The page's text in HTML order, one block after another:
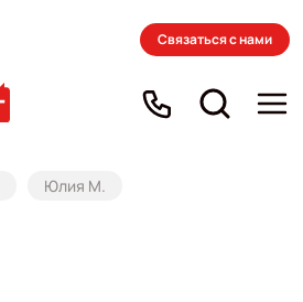
Связаться с нами
Юлия М.